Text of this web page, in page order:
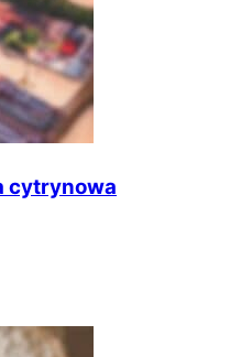
cytrynowa